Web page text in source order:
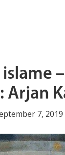
Arjan
7, 2019